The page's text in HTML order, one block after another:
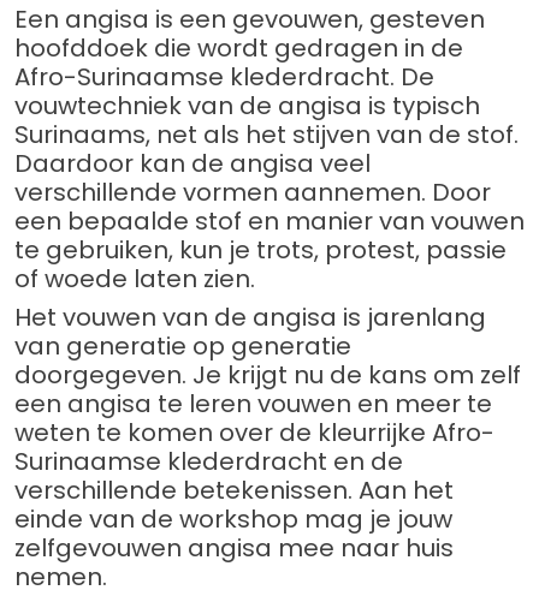
Een angisa is een gevouwen, gesteven
hoofddoek die wordt gedragen in de
Afro-Surinaamse klederdracht. De
vouwtechniek van de angisa is typisch
Surinaams, net als het stijven van de stof.
Daardoor kan de angisa veel
verschillende vormen aannemen. Door
een bepaalde stof en manier van vouwen
te gebruiken, kun je trots, protest, passie
of woede laten zien.
Het vouwen van de angisa is jarenlang
van generatie op generatie
doorgegeven. Je krijgt nu de kans om zelf
een angisa te leren vouwen en meer te
weten te komen over de kleurrijke Afro-
Surinaamse klederdracht en de
verschillende betekenissen. Aan het
einde van de workshop mag je jouw
zelfgevouwen angisa mee naar huis
nemen.